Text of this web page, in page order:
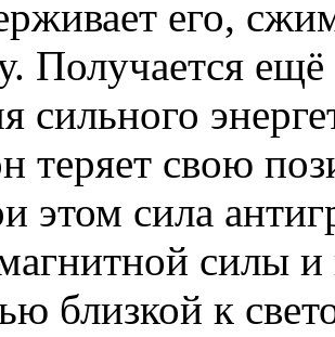
его,
Получается ещё
сильного
теряет свою
этом сила
силы
близкой к